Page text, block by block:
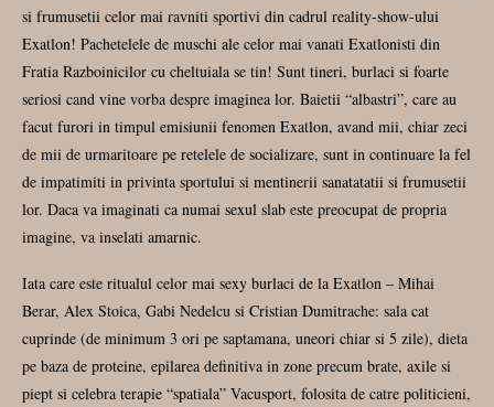
si frumusetii celor mai ravniti sportivi din cadrul reality-show-ului
Exatlon! Pachetelele de muschi ale celor mai vanati Exatlonisti din
Fratia Razboinicilor cu cheltuiala se tin! Sunt tineri, burlaci si foarte
seriosi cand vine vorba despre imaginea lor. Baietii “albastri”, care au
facut furori in timpul emisiunii fenomen Exatlon, avand mii, chiar zeci
de mii de urmaritoare pe retelele de socializare, sunt in continuare la fel
de impatimiti in privinta sportului si mentinerii sanatatatii si frumusetii
lor. Daca va imaginati ca numai sexul slab este preocupat de propria
imagine, va inselati amarnic.
Iata care este ritualul celor mai sexy burlaci de la Exatlon – Mihai
Berar, Alex Stoica, Gabi Nedelcu si Cristian Dumitrache: sala cat
cuprinde (de minimum 3 ori pe saptamana, uneori chiar si 5 zile), dieta
pe baza de proteine, epilarea definitiva in zone precum brate, axile si
piept si celebra terapie “spatiala” Vacusport, folosita de catre politicieni,